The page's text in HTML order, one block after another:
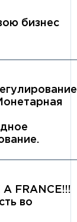
бизнес
A FRANCE!!!
во